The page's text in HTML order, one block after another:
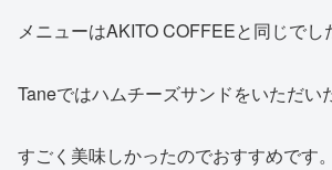
メニューはAKITO COFFEEと同じでし
Taneではハムチーズサンドをいただい
すごく美味しかったのでおすすめです。